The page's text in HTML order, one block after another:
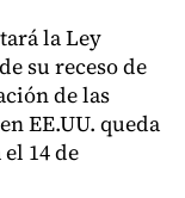
la Ley
su receso de
de las
EE.UU. queda
14 de